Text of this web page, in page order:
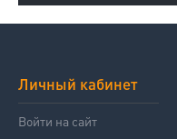
Личный кабинет
Войти на сайт